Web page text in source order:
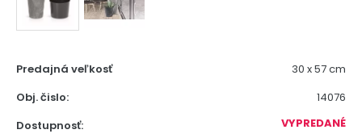
Predajná veľkosť
30 x 57 cm
Obj. čislo:
14076
Dostupnosť:
VYPREDANÉ